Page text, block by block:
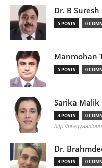
Dr. B Suresh
5 POSTS 0
Manmohan
5 POSTS 0
Sarika Malik
4 POSTS 0
http://
Dr.
4 POSTS 0